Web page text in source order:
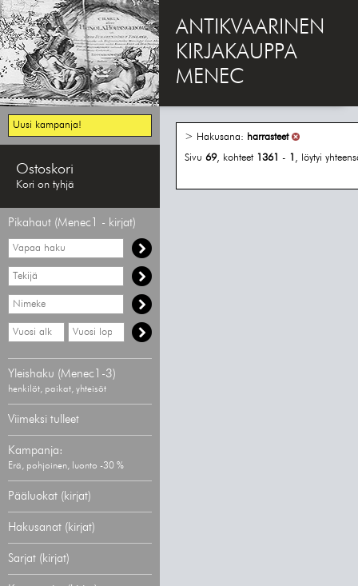
ANTIKVAARINEN
KIRJAKAUPPA
MENEC
Uusi kampanja!
Ostoskori
Kori on tyhjä
Pikahaut (Menec1 - kirjat)
Vapaa
haku
Hae
tekijää
Hae
nimekettä
Hae
vähimmäisvuosi
Hae
enimmäisvuosi
Yleishaku (Menec1-3)
henkilöt, paikat, yhteisöt
Viimeksi tulleet
Kampanja:
Erä, pohjoinen, luonto -30 %
Pääluokat (kirjat)
Hakusanat (kirjat)
Sarjat (kirjat)
> Hakusana: harrasteet
Sivu 69, kohteet 1361 - 1 , löytyi